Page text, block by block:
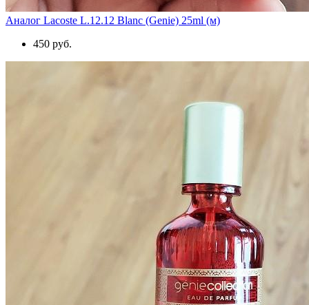
Аналог Lacoste L.12.12 Blanc (Genie) 25ml (м)
450 руб.